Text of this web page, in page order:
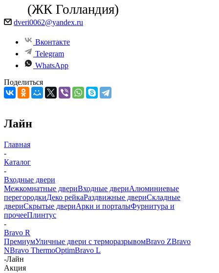
(ЖК Голландия)
dveri0062@yandex.ru
Вконтакте
Telegram
WhatsApp
Поделиться
Лайн
Главная
-
Каталог
-
Входные двери
Межкомнатные двериВходные двериАлюминиевые
перегородкиДеко рейкаРаздвижные двериСкладные
двериСкрытые двериАрки и порталыФурнитура и
прочееПлинтус
-
Bravo R
ПремиумУличные двери с терморазрывомBravo ZBravo
NBravo ThermoOptimBravo L
-Лайн
Акция